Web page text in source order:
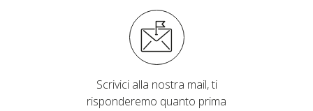
Scrivici alla nostra mail, ti
risponderemo quanto prima